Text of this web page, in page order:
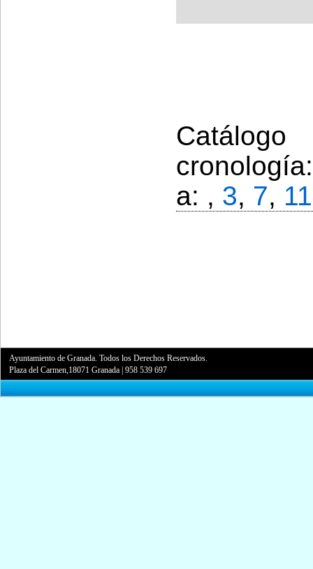
a: , 3, 7, 11
Ayuntamiento de Granada. Todos los Derechos Reservados.
Plaza del Carmen,18071 Granada |958 539 697